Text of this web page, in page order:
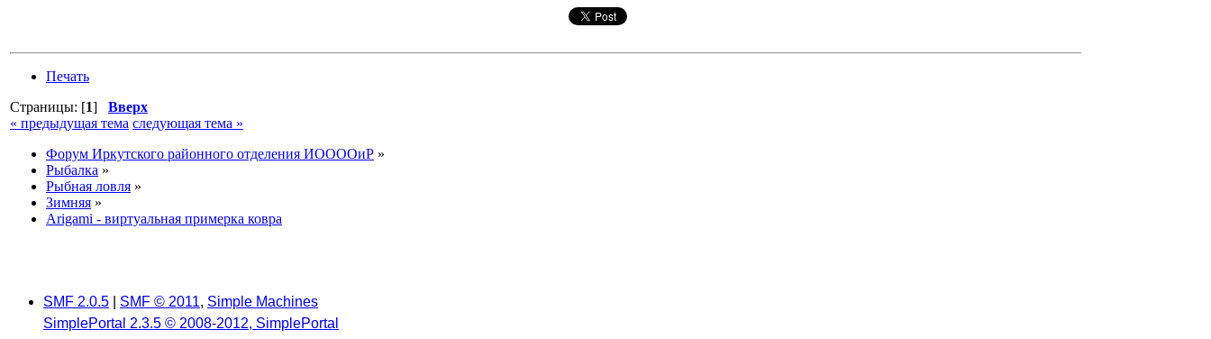
Печать
Страницы: [1] Вверх
« предыдущая тема следующая тема »
Форум Иркутского районного отделения ИООООиР »
Рыбалка »
Рыбная ловля »
Зимняя »
Arigami - виртуальная примерка ковра
SMF 2.0.5 SMF © 2011, Simple Machines
SimplePortal 2.3.5 © 2008-2012, SimplePortal